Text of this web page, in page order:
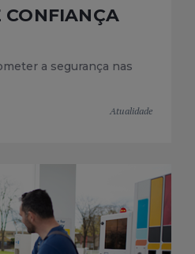
CONFIANÇA
a segurança nas
Atualidade